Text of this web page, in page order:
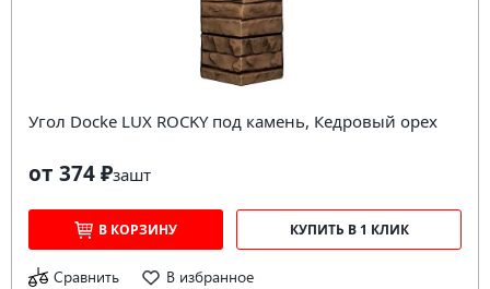
Угол Docke LUX ROCKY под камень, Кедровый орех
от 374 ₽зашт
В КОРЗИНУ КУПИТЬ В 1 КЛИК
Сравнить В избранное